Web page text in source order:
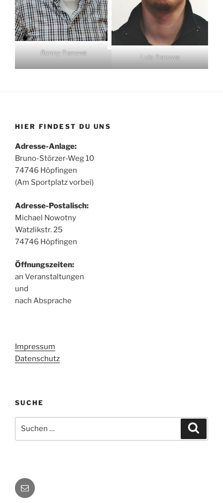
Ronny Franzwa
Luis Franzwa
HIER FINDEST DU UNS
Adresse-Anlage:
Bruno-Störzer-Weg 10
74746 Höpfingen
(Am Sportplatz vorbei)
Adresse-Postalisch:
Michael Nowotny
Watzlikstr. 25
74746 Höpfingen
Öffnungszeiten:
an Veranstaltungen
und
nach Absprache
Impressum
Datenschutz
SUCHE
nach:
E-
Mail